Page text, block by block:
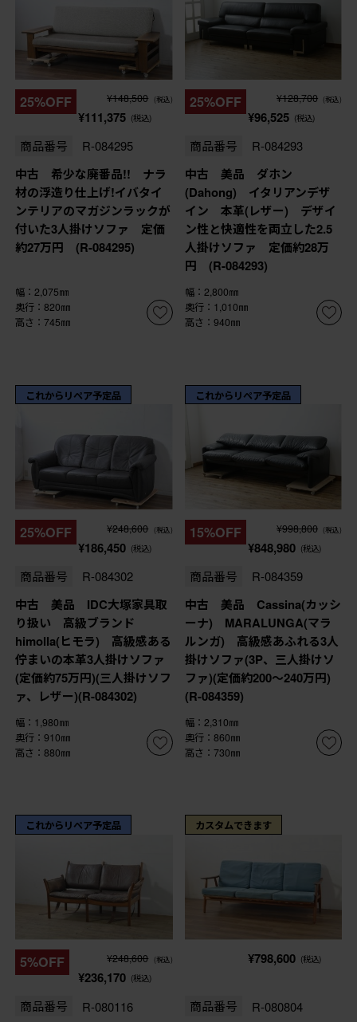
25%OFF ¥148,500 (税込)
¥111,375 (税込)
商品番号 R-084295
中古 希少な廃番品!! ナラ
材の浮造り仕上げ!イバタイ
ンテリアのマガジンラックが
付いた3人掛けソファ 定価
約27万円 (R-084295)
幅：2,075㎜
奥行：820㎜
高さ：745㎜
25%OFF ¥128,700 (税込)
¥96,525 (税込)
商品番号 R-084293
中古 美品 ダホン
(Dahong) イタリアンデザ
イン 本革(レザー) デザイ
ン性と快適性を両立した2.5
人掛けソファ 定価約28万
円 (R-084293)
幅：2,800㎜
奥行：1,010㎜
高さ：940㎜
これからリペア予定品
25%OFF ¥248,600 (税込)
¥186,450 (税込)
商品番号 R-084302
中古 美品 IDC大塚家具取
り扱い 高級ブランド
himolla(ヒモラ) 高級感ある
佇まいの本革3人掛けソファ
(定価約75万円)(三人掛けソフ
ァ、レザー)(R-084302)
幅：1,980㎜
奥行：910㎜
高さ：880㎜
これからリペア予定品
15%OFF ¥998,800 (税込)
¥848,980 (税込)
商品番号 R-084359
中古 美品 Cassina(カッシ
ーナ) MARALUNGA(マラ
ルンガ) 高級感あふれる3人
掛けソファ(3P、三人掛けソ
ファ)(定価約200〜240万円)
(R-084359)
幅：2,310㎜
奥行：860㎜
高さ：730㎜
これからリペア予定品
5%OFF ¥248,600 (税込)
¥236,170 (税込)
商品番号 R-080116
カスタムできます
¥798,600 (税込)
商品番号 R-080804